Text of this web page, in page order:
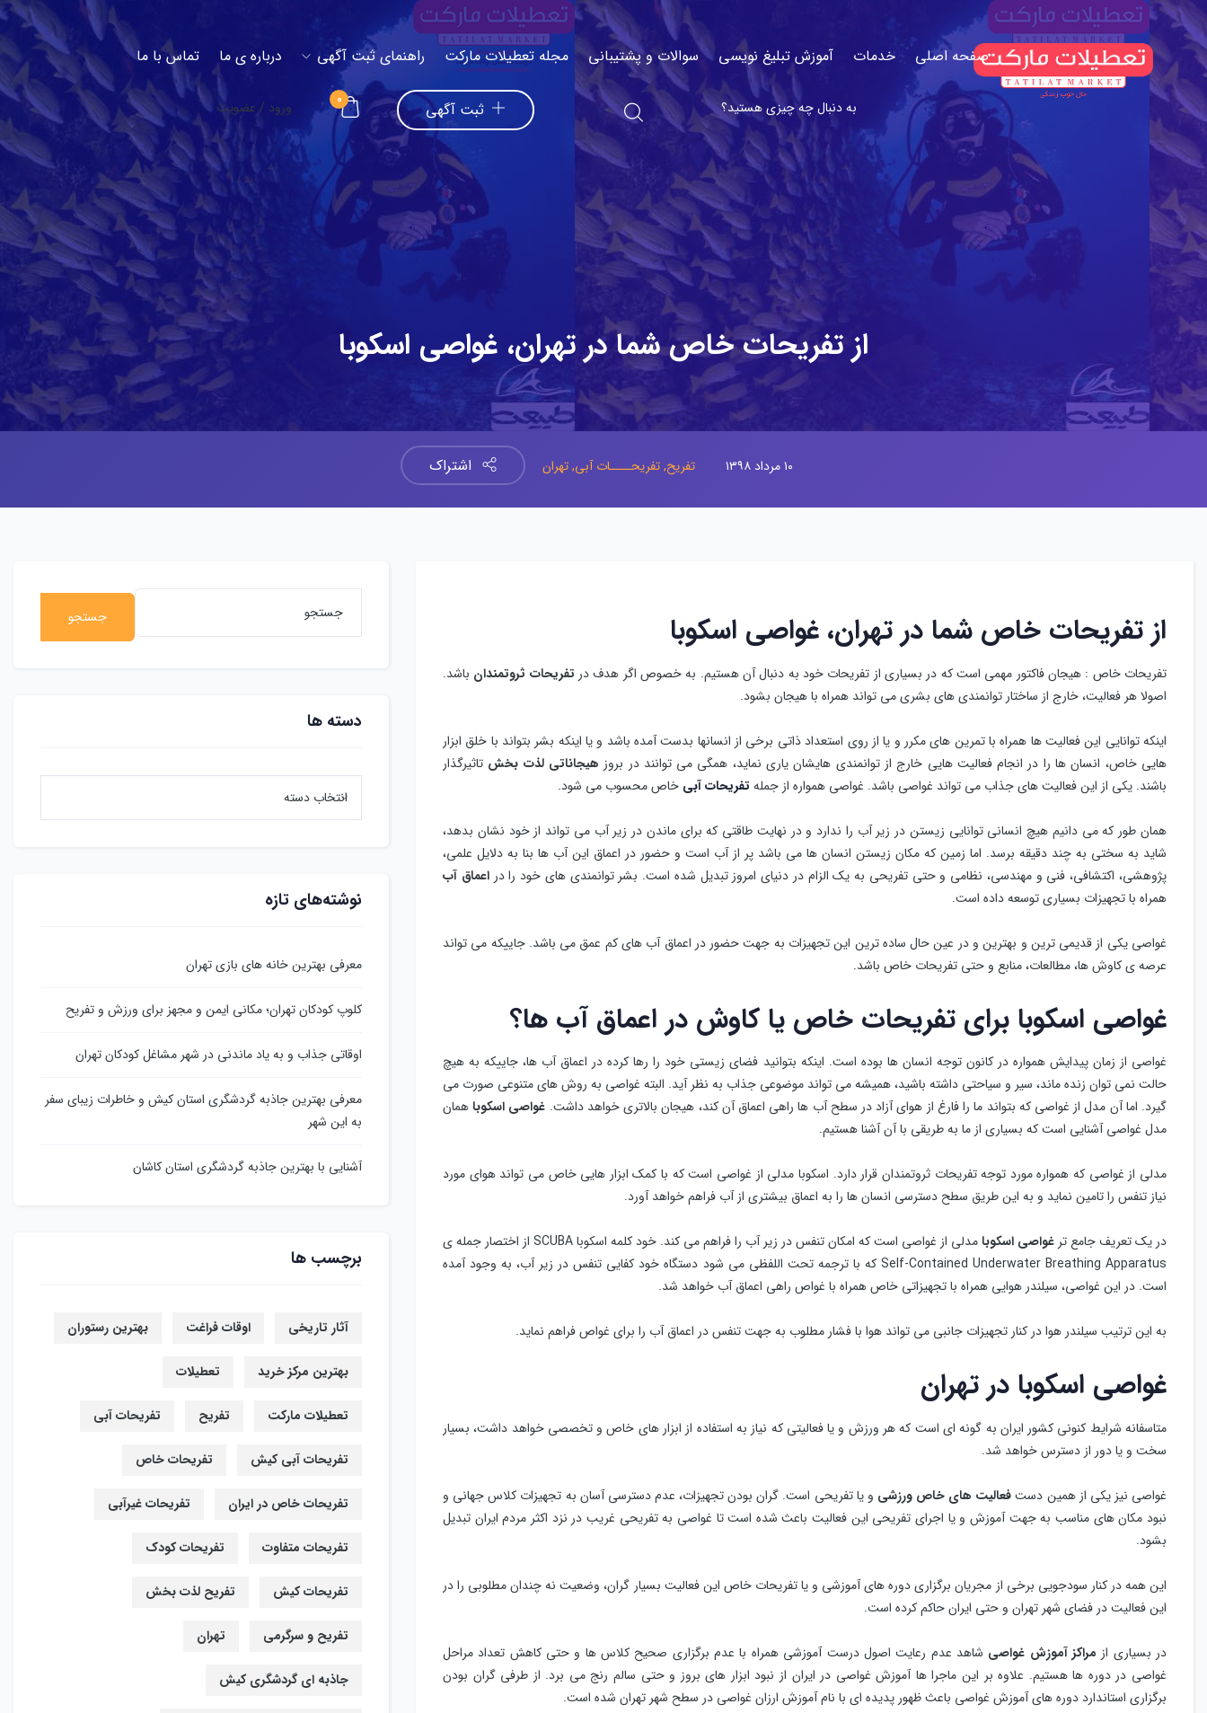
صفحه اصلی خدمات آموزش تبلیغ نویسی سوالات و پشتیبانی مجله تعطیلات مارکت راهنمای ثبت آگهی درباره ی ما تماس با ما
ثبت آگهی 0 ورود / عضویت
از تفریحات خاص شما در تهران، غواصی اسکوبا
۱۰ مرداد ۱۳۹۸ تفریح,تفریحــــات آبی,تهران اشتراک
از تفریحات خاص شما در تهران، غواصی اسکوبا
تفریحات خاص : هیجان فاکتور مهمی است که در بسیاری از تفریحات خود به دنبال آن هستیم. به خصوص اگر هدف در تفریحات ثروتمندان باشد.
اصولا هر فعالیت، خارج از ساختار توانمندی های بشری می تواند همراه با هیجان بشود.
اینکه توانایی این فعالیت ها همراه با تمرین های مکرر و یا از روی استعداد ذاتی برخی از انسانها بدست آمده باشد و یا اینکه بشر بتواند با خلق ابزار
هایی خاص، انسان ها را در انجام فعالیت هایی خارج از توانمندی هایشان یاری نماید، همگی می‌ توانند در بروز هیجاناتی لذت بخش تاثیرگذار
باشند. یکی از این فعالیت های جذاب می تواند غواصی باشد. غواصی همواره از جمله تفریحات آبی خاص محسوب می شود.
همان طور که می دانیم هیچ انسانی توانایی زیستن در زیر آب را ندارد و در نهایت طاقتی که برای ماندن در زیر آب می تواند از خود نشان بدهد،
شاید به سختی به چند دقیقه برسد. اما زمین که مکان زیستن انسان ها می باشد پر از آب است و حضور در اعماق این آب ها بنا به دلایل علمی،
پژوهشی، اکتشافی، فنی و مهندسی، نظامی و حتی تفریحی به یک الزام در دنیای امروز تبدیل شده است. بشر توانمندی های خود را در اعماق آب
همراه با تجهیزات بسیاری توسعه داده است.
غواصی یکی از قدیمی ترین و بهترین و در عین حال ساده ترین این تجهیزات به جهت حضور در اعماق آب های کم عمق می باشد. جاییکه می ‌تواند
عرصه ی کاوش ها، مطالعات، منابع و حتی تفریحات خاص باشد.
غواصی اسکوبا برای تفریحات خاص یا کاوش در اعماق آب ها؟
غواصی از زمان پیدایش همواره در کانون توجه انسان ها بوده است. اینکه بتوانید فضای زیستی خود را رها کرده در اعماق آب ها، جاییکه به هیچ
حالت نمی توان زنده ماند، سیر و سیاحتی داشته باشید، همیشه می تواند موضوعی جذاب به نظر آید. البته غواصی به روش‌ های متنوعی صورت می‌
گیرد. اما آن مدل از غواصی که بتواند ما را فارغ از هوای آزاد در سطح آب ها راهی اعماق آن کند، هیجان بالاتری خواهد داشت. غواصی اسکوبا همان
مدل غواصی آشنایی است که بسیاری از ما به طریقی با آن آشنا هستیم.
مدلی از غواصی که همواره مورد توجه تفریحات ثروتمندان قرار دارد. اسکوبا مدلی از غواصی است که با کمک ابزار هایی خاص می تواند هوای مورد
نیاز تنفس را تامین نماید و به این طریق سطح دسترسی انسان‌ ها را به اعماق بیشتری از آب فراهم خواهد آورد.
در یک تعریف جامع تر غواصی اسکوبا
مدلی از غواصی است که امکان تنفس در زیر آب را فراهم می کند. خود کلمه اسکوبا SCUBA از اختصار جمله ی
Self-Contained Underwater Breathing Apparatus که با ترجمه تحت اللفظی می ‌شود دستگاه خود کفایی تنفس در زیر آب، به وجود آمده
است. در این غواصی، سیلندر هوایی همراه با تجهیزاتی خاص همراه با غواص راهی اعماق آب خواهد شد.
به این ترتیب سیلندر هوا در کنار تجهیزات جانبی می ‌تواند هوا با فشار مطلوب به جهت تنفس در اعماق آب را برای غواص فراهم نماید.
غواصی اسکوبا در تهران
متاسفانه شرایط کنونی کشور ایران به گونه ‌ای است که هر ورزش و یا فعالیتی که نیاز به استفاده از ابزار های خاص و تخصصی خواهد داشت، بسیار
سخت و یا دور از دسترس خواهد شد.
غواصی نیز یکی از همین دستفعالیت های خاص ورزشی و یا تفریحی است. گران بودن تجهیزات، عدم دسترسی آسان به تجهیزات کلاس جهانی و
نبود مکان های مناسب به جهت آموزش و یا اجرای تفریحی این فعالیت باعث شده است تا غواصی به تفریحی غریب در نزد اکثر مردم ایران تبدیل
بشود.
این همه در کنار سودجویی برخی از مجریان برگزاری دوره های آموزشی و یا تفریحات خاص این فعالیت بسیار گران، وضعیت نه چندان مطلوبی را در
این فعالیت در فضای شهر تهران و حتی ایران حاکم کرده است.
در بسیاری از مراکز آموزش غواصی شاهد عدم رعایت اصول درست آموزشی همراه با عدم برگزاری صحیح کلاس ها و حتی کاهش تعداد مراحل
غواصی در دوره ها هستیم. علاوه بر این ماجرا ها آموزش غواصی در ایران از نبود ابزار های بروز و حتی سالم رنج می برد. از طرفی گران بودن
برگزاری استاندارد دوره های آموزش غواصی باعث ظهور پدیده ای با نام آموزش ارزان غواصی در سطح شهر تهران شده است.
جستجو
دسته ها
نوشته‌های تازه
معرفی بهترین خانه های بازی تهران
کلوپ کودکان تهران؛ مکانی ایمن و مجهز برای ورزش و تفریح
اوقاتی جذاب و به یاد ماندنی در شهر مشاغل کودکان تهران
معرفی بهترین جاذبه گردشگری استان کیش و خاطرات زیبای سفر
به این شهر
آشنایی با بهترین جاذبه گردشگری استان کاشان
برچسب ها
آثار تاریخی اوقات فراغت بهترین رستوران
بهترین مرکز خرید تعطیلات
تعطیلات مارکت تفریح تفریحات آبی
تفریحات آبی کیش تفریحات خاص
تفریحات خاص در ایران تفریحات غیرآبی
تفریحات متفاوت تفریحات کودک
تفریحات کیش تفریح لذت بخش
تفریح و سرگرمی تهران
جاذبه ای گردشگری کیش